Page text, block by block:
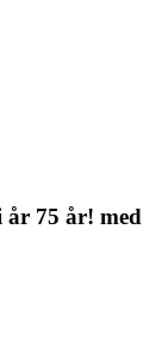
75 år! med